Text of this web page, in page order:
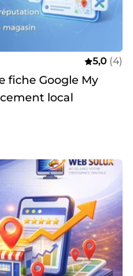
5,0 (4)
fiche Google My
local